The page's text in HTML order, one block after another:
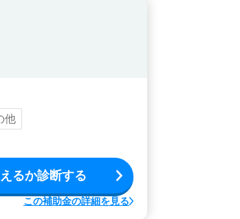
他
るか診断する
この補助金の詳細を見る